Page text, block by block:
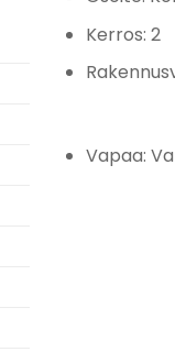
Kerros: 2
Vapaa: